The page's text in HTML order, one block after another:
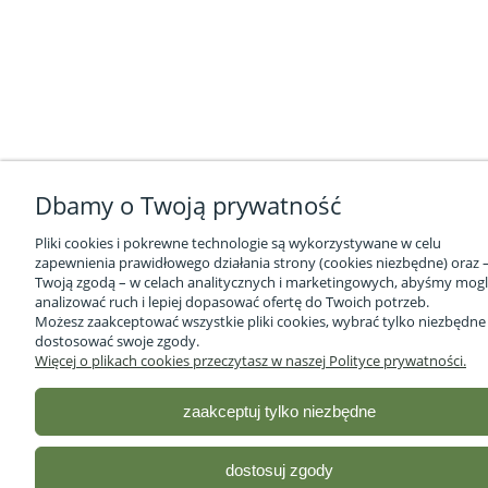
Dbamy o Twoją prywatność
Pliki cookies i pokrewne technologie są wykorzystywane w celu
zapewnienia prawidłowego działania strony (cookies niezbędne) oraz
Twoją zgodą – w celach analitycznych i marketingowych, abyśmy
analizować ruch i lepiej dopasować ofertę do Twoich potrzeb.
Możesz zaakceptować wszystkie pliki cookies, wybrać tylko
dostosować swoje zgody.
Więcej o plikach cookies przeczytasz w naszej Polityce prywatności.
zaakceptuj tylko niezbędne
dostosuj zgody